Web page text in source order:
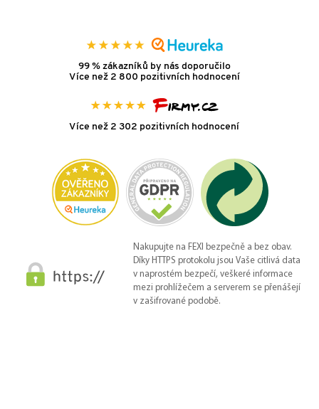
99 % zákazníků by nás doporučilo
Více než 2 800 pozitivních hodnocení
Více než 2 302 pozitivních hodnocení
Nakupujte na FEXI bezpečně a bez obav.
Díky HTTPS protokolu jsou Vaše citlivá data
v naprostém bezpečí, veškeré informace
mezi prohlížečem a serverem se přenášejí
v zašifrované podobě.